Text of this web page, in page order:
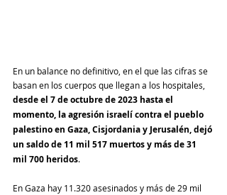
En un balance no definitivo, en el que las cifras se
basan en los cuerpos que llegan a los hospitales,
desde el 7 de octubre de 2023 hasta el
momento, la agresión israelí contra el pueblo
palestino en Gaza, Cisjordania y Jerusalén, dejó
un saldo de 11 mil 517 muertos y más de 31
mil 700 heridos.
En Gaza hay 11.320 asesinados y más de 29 mil